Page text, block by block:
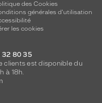
des Cookies
générales d'utilisation
les cookies
32 80 35
clients est disponible du
à 18h.